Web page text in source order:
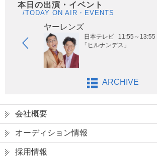
本日の出演・イベント
/TODAY ON AIR・EVENTS
ヤーレンズ
日本テレビ
11:55～13:55
「ヒルナンデス」
ARCHIVE
会社概要
オーディション情報
採用情報